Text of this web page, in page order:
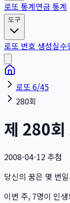
로또 통계연금 통계
도구
로또 번호 생성실수
로또 6/45
280회
제 280회
2008-04-12 추첨
당신의 꿈은 몇 번
이번 주, 7명이 인